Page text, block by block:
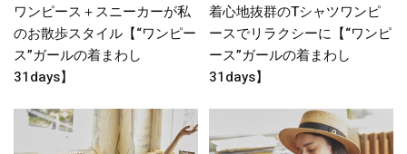
ワンピース＋スニーカーが私
のお散歩スタイル【“ワンピー
ス”ガールの着まわし
31days】
着心地抜群のTシャツワンピ
ースでリラクシーに【“ワンピ
ース”ガールの着まわし
31days】